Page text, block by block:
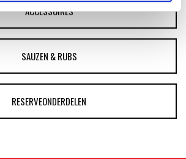
ACCESSOIRES
SAUZEN & RUBS
RESERVEONDERDELEN